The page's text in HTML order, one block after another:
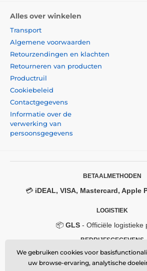
Alles over winkelen
Transport
Algemene voorwaarden
Retourzendingen en klachten
Retourneren van producten
Productruil
Cookiebeleid
Contactgegevens
Informatie over de
verwerking van
persoonsgegevens
BETAALMETHODEN
💳 iDEAL, VISA, Mastercard, Apple
LOGISTIEK
📦 GLS- Officiële logistieke
BEDRIJFSGEGEVENS
Momanio s.r.o.
Okružní 361/14, 747 18, Píšť,
We gebruiken cookies voor
uw browse-ervaring, analytische